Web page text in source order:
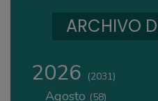
ARCHIVO
2026 (2031)
Agosto (58)